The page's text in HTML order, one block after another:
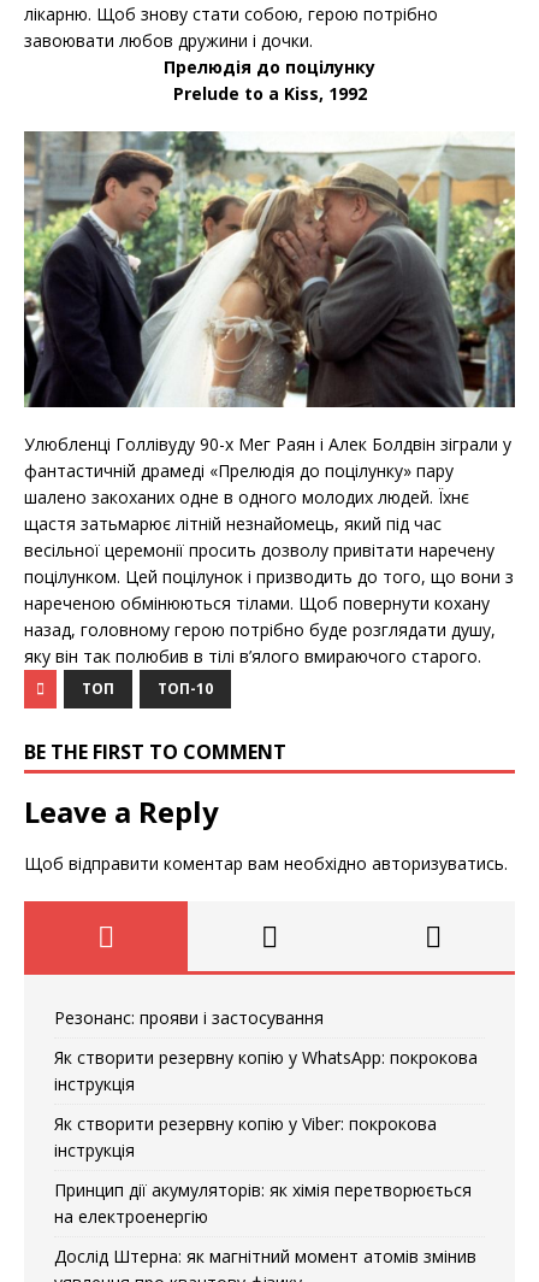
лікарню. Щоб знову стати собою, герою потрібно
завоювати любов дружини і дочки.
Прелюдія до поцілунку
Prelude to a Kiss, 1992
Улюбленці Голлівуду 90-х Мег Раян і Алек Болдвін зіграли у
фантастичній драмеді «Прелюдія до поцілунку» пару
шалено закоханих одне в одного молодих людей. Їхнє
щастя затьмарює літній незнайомець, який під час
весільної церемонії просить дозволу привітати наречену
поцілунком. Цей поцілунок і призводить до того, що вони з
нареченою обмінюються тілами. Щоб повернути кохану
назад, головному герою потрібно буде розглядати душу,
яку він так полюбив в тілі в’ялого вмираючого старого.
ТОП ТОП-10
BE THE FIRST TO COMMENT
Leave a Reply
Щоб відправити коментар вам необхідно авторизуватись.
Резонанс: прояви і застосування
Як створити резервну копію у WhatsApp: покрокова
інструкція
Як створити резервну копію у Viber: покрокова
інструкція
Принцип дії акумуляторів: як хімія перетворюється
на електроенергію
Дослід Штерна: як магнітний момент атомів змінив